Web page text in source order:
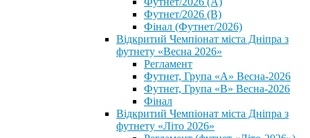
Футнет/2026 (В)
Фінал (Футнет/2026)
Відкритий Чемпіонат міста Дніпра з
футнету «Весна 2026»
Регламент
Футнет, Група «А» Весна-2026
Футнет, Група «В» Весна-2026
Фінал
Відкритий Чемпіонат міста Дніпра з
футнету «Літо 2026»